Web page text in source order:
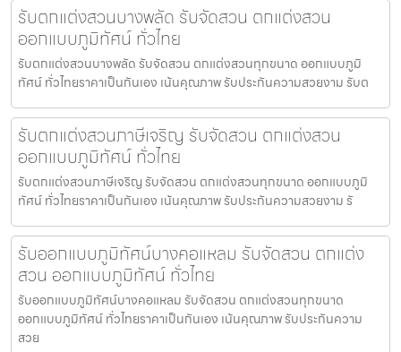
รับตกแต่งสวนบางพลัด รับจัดสวน ตกแต่งสวน
ออกแบบภูมิทัศน์ ทั่วไทย
รับตกแต่งสวนบางพลัด รับจัดสวน ตกแต่งสวนทุกขนาด ออกแบบภูมิ
ทัศน์ ทั่วไทยราคาเป็นกันเอง เน้นคุณภาพ รับประกันความสวยงาม รับต
รับตกแต่งสวนภาษีเจริญ รับจัดสวน ตกแต่งสวน
ออกแบบภูมิทัศน์ ทั่วไทย
รับตกแต่งสวนภาษีเจริญ รับจัดสวน ตกแต่งสวนทุกขนาด ออกแบบภูมิ
ทัศน์ ทั่วไทยราคาเป็นกันเอง เน้นคุณภาพ รับประกันความสวยงาม รั
รับออกแบบภูมิทัศน์บางคอแหลม รับจัดสวน ตกแต่ง
สวน ออกแบบภูมิทัศน์ ทั่วไทย
รับออกแบบภูมิทัศน์บางคอแหลม รับจัดสวน ตกแต่งสวนทุกขนาด
ออกแบบภูมิทัศน์ ทั่วไทยราคาเป็นกันเอง เน้นคุณภาพ รับประกันความ
สวย